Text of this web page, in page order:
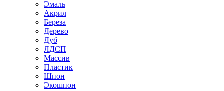
Эмаль
Акрил
Береза
Дерево
Дуб
ЛДСП
Массив
Пластик
Шпон
Экошпон